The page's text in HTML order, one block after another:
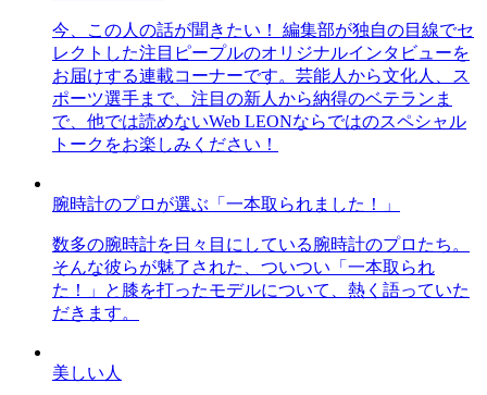
今、この人の話が聞きたい！ 編集部が独自の目線でセ
レクトした注目ピープルのオリジナルインタビューを
お届けする連載コーナーです。芸能人から文化人、ス
ポーツ選手まで、注目の新人から納得のベテランま
で、他では読めないWeb LEONならではのスペシャル
トークをお楽しみください！
腕時計のプロが選ぶ「一本取られました！」
数多の腕時計を日々目にしている腕時計のプロたち。
そんな彼らが魅了された、ついつい「一本取られ
た！」と膝を打ったモデルについて、熱く語っていた
だきます。
美しい人